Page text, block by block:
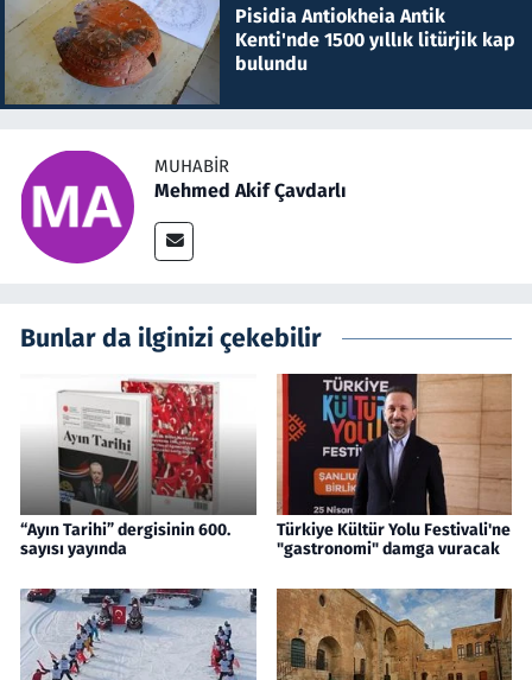
Pisidia Antiokheia Antik
Kenti'nde 1500 yıllık litürjik kap
bulundu
MUHABIR
Mehmed Akif Çavdarlı
Bunlar da ilginizi çekebilir
“Ayın Tarihi” dergisinin 600.
sayısı yayında
Türkiye Kültür Yolu Festivali'ne
"gastronomi" damga vuracak